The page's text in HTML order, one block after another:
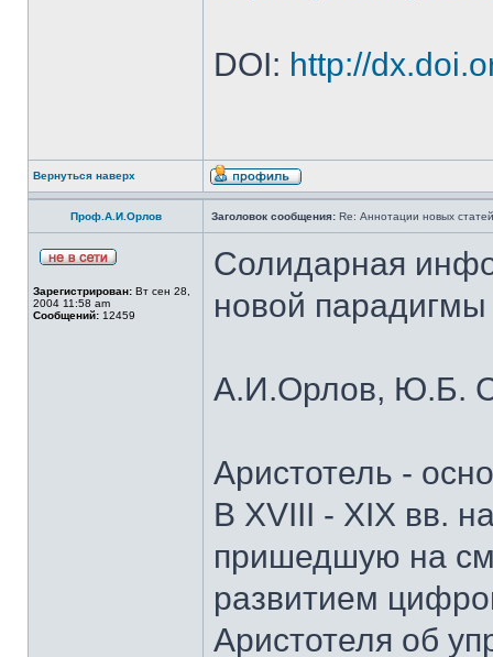
DOI: http://
Вернуться наверх
Проф.А.И.Орлов Заголовок сообщения: Re: Аннотации новых
Зарегистрирован: Вт сен 28,
2004 11:58 am
Сообщений: 12459
Солидарная
новой парадигмы
А.И.Орлов, Ю.Б.
Аристотель -
В XVIII - XIX вв.
пришедшую на
развитием
Аристотеля об